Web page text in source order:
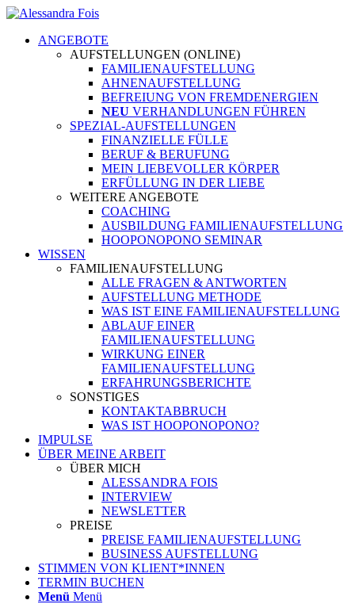
ANGEBOTE
AUFSTELLUNGEN (ONLINE)
FAMILIENAUFSTELLUNG
AHNENAUFSTELLUNG
BEFREIUNG VON FREMDENERGIEN
NEU VERHANDLUNGEN FÜHREN
SPEZIAL-AUFSTELLUNGEN
FINANZIELLE FÜLLE
BERUF & BERUFUNG
MEIN LIEBEVOLLER KÖRPER
ERFÜLLUNG IN DER LIEBE
WEITERE ANGEBOTE
COACHING
AUSBILDUNG FAMILIENAUFSTELLUNG
HOOPONOPONO SEMINAR
WISSEN
FAMILIENAUFSTELLUNG
ALLE FRAGEN & ANTWORTEN
AUFSTELLUNG METHODE
WAS IST EINE FAMILIENAUFSTELLUNG
ABLAUF EINER
FAMILIENAUFSTELLUNG
WIRKUNG EINER
FAMILIENAUFSTELLUNG
ERFAHRUNGSBERICHTE
SONSTIGES
KONTAKTABBRUCH
WAS IST HOOPONOPONO?
IMPULSE
ÜBER MEINE ARBEIT
ÜBER MICH
ALESSANDRA FOIS
INTERVIEW
NEWSLETTER
PREISE
PREISE FAMILIENAUFSTELLUNG
BUSINESS AUFSTELLUNG
STIMMEN VON KLIENT*INNEN
TERMIN BUCHEN
Menü Menü